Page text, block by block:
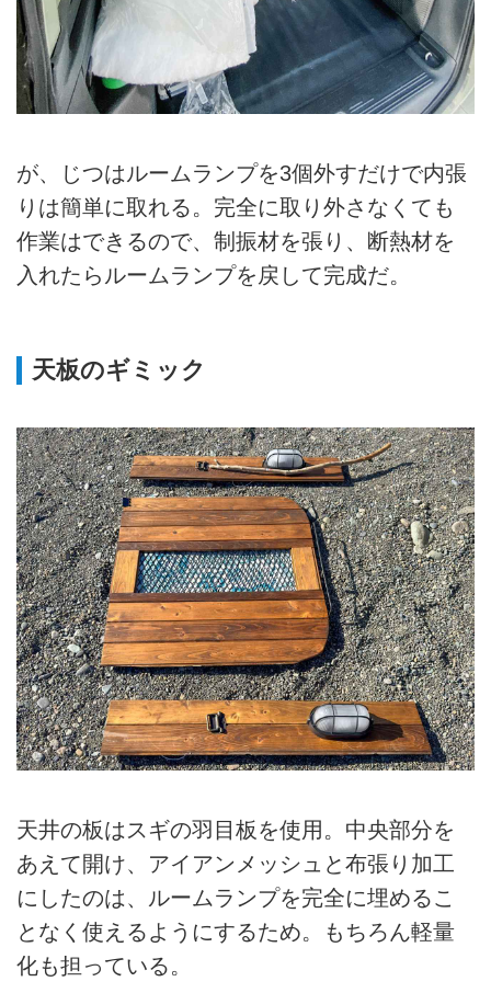
が、じつはルームランプを3個外すだけで内張
りは簡単に取れる。完全に取り外さなくても
作業はできるので、制振材を張り、断熱材を
入れたらルームランプを戻して完成だ。
天板のギミック
天井の板はスギの羽目板を使用。中央部分を
あえて開け、アイアンメッシュと布張り加工
にしたのは、ルームランプを完全に埋めるこ
となく使えるようにするため。もちろん軽量
化も担っている。